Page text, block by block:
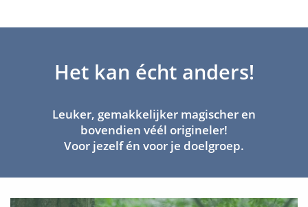
Het kan écht anders!
Leuker, gemakkelijker magischer en
bovendien véél origineler!
Voor jezelf én voor je doelgroep.